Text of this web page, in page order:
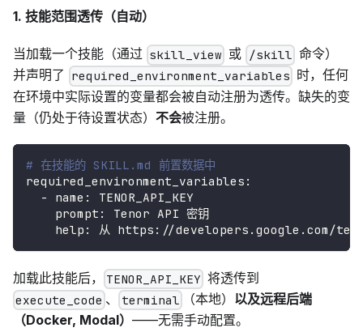
1. 技能范围透传（自动）
当加载一个技能（通过 skill_view 或 /skill 命令）
并声明了 required_environment_variables 时，任何
在环境中实际设置的变量都会被自动注册为透传。缺失的变
量（仍处于待设置状态） 不会被注册。
# 在技能的 SKILL.md 前置数据中
required_environment_variables :
-
name :
TENOR_API_KEY
prompt :
Tenor API 密钥
help : 从 https : //developers.google.com/
加载此技能后， TENOR_API_KEY 将透传到
execute_code 、 terminal（本地） 以及远程后端
（Docker, Modal） ——无需手动配置。